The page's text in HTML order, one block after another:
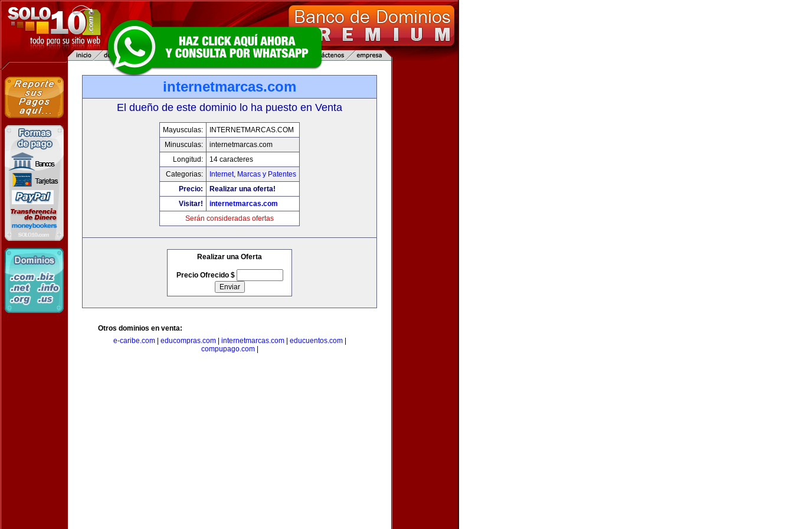
internetmarcas.com
El dueño de este dominio lo ha puesto en Venta
Mayusculas:
INTERNETMARCAS.COM
Minusculas:
internetmarcas.com
Longitud:
14 caracteres
Categorias:
Internet, Marcas y Patentes
Precio:
Realizar una oferta!
Visitar!
internetmarcas.com
Serán consideradas ofertas
Realizar una Oferta
Precio Ofrecido $
Otros dominios en venta:
e-caribe.com| educompras.com| internetmarcas.com| educuentos.com|
compupago.com|